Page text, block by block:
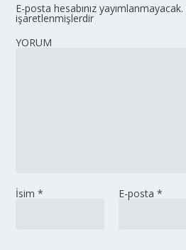
E-posta hesabınız yayımlanmayacak.
işaretlenmişlerdir
YORUM
İsim* E-posta *